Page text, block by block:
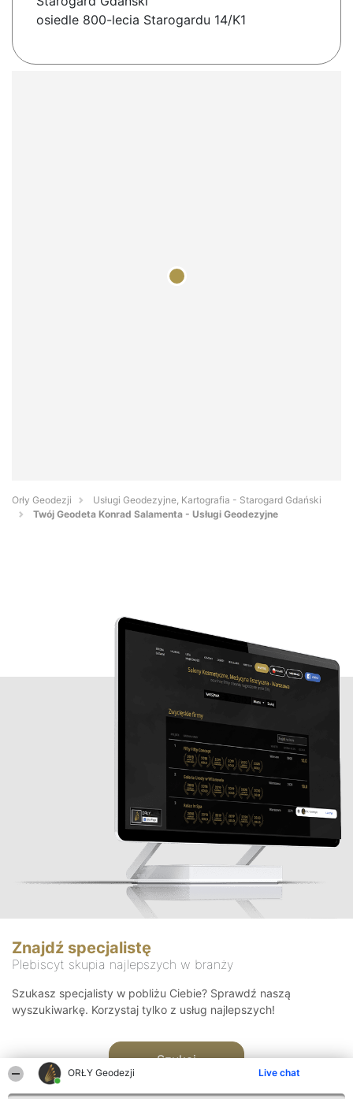
ORŁY Geodezji Live chat
osiedle 800-lecia Starogardu 14/K1
Orły Geodezji
Usługi Geodezyjne, Kartografia - Starogard Gdański
Twój Geodeta Konrad Salamenta - Usługi Geodezyjne
Znajdź specjalistę
Plebiscyt skupia najlepszych w branży
Szukasz specjalisty w pobliżu Ciebie? Sprawdź naszą
wyszukiwarkę. Korzystaj tylko z usług najlepszych!
Szukaj